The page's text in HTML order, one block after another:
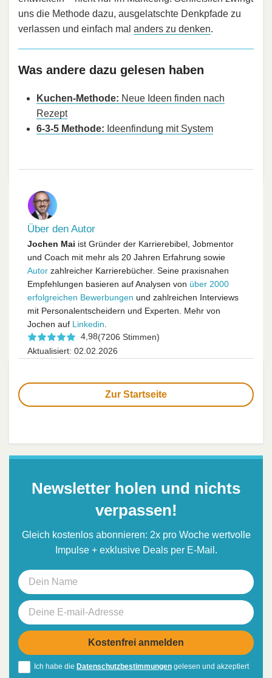
uns die Methode dazu, ausgelatschte Denkpfade zu
verlassen und einfach mal anders zu denken.
Was andere dazu gelesen haben
Kuchen-Methode: Neue Ideen finden nach
Rezept
6-3-5 Methode: Ideenfindung mit System
Über den Autor
Jochen Mai ist Gründer der Karrierebibel, Jobmentor
und Coach mit mehr als 20 Jahren Erfahrung sowie
Autor zahlreicher Karrierebücher. Seine praxisnahen
Empfehlungen basieren auf Analysen von über 2000
erfolgreichen Bewerbungen und zahlreichen Interviews
mit Personalentscheidern und Experten. Mehr von
Jochen auf Linkedin
4,98(7206 Stimmen)
Aktualisiert: 02.02.2026
Zur Startseite
Newsletter holen und nichts
verpassen!
Gleich kostenlos abonnieren: 2x pro Woche wertvolle
Impulse + exklusive Deals per E-Mail.
Ich habe die Datenschutzbestimmungen gelesen und akzeptiert